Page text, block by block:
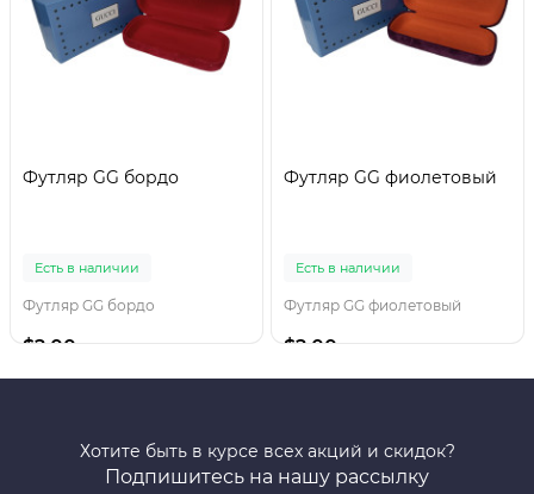
Футляр GG бордо
Есть в наличии
Футляр GG бордо
$2.00
Футляр GG фиолетовый
Есть в наличии
Футляр GG фиолетовый
$2.00
Хотите быть в курсе всех акций и скидок?
Подпишитесь на нашу рассылку